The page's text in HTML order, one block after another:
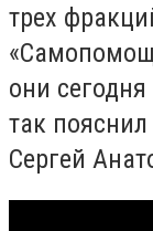
трех
они сегодня
так пояснил
Сергей